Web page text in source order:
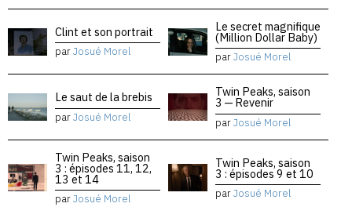
Clint et son portrait
parJosué Morel
Le secret magnifique
(Million Dollar Baby)
parJosué Morel
Le saut de la brebis
parJosué Morel
Twin Peaks, saison
3 — Revenir
parJosué Morel
Twin Peaks, saison
3 : épisodes 11, 12,
13 et 14
parJosué Morel
Twin Peaks, saison
3 : épisodes 9 et 10
parJosué Morel